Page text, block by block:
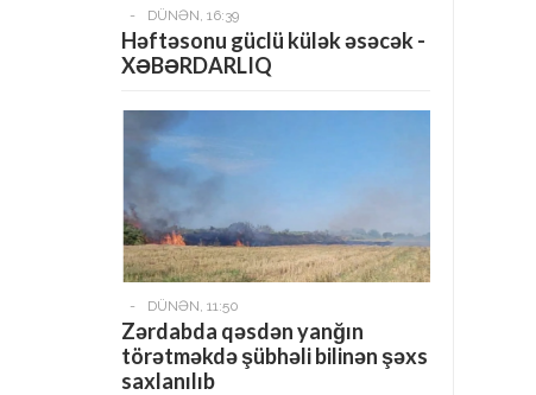
- DÜNƏN, 16:39
Həftəsonu güclü külək əsəcək -
XƏBƏRDARLIQ
- DÜNƏN, 11:50
Zərdabda qəsdən yanğın
törətməkdə şübhəli bilinən şəxs
saxlanılıb